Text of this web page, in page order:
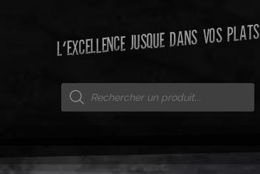
L'EXCELLENCE JUSQUE DANS VOS PLATS